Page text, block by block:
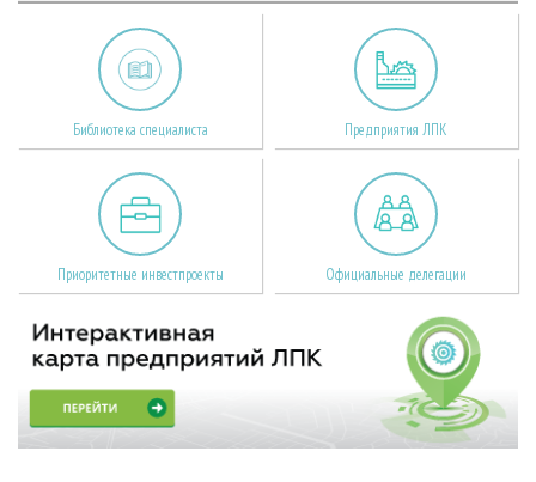
Библиотека специалиста Предприятия ЛПК
Приоритетные инвестпроекты Официальные делегации